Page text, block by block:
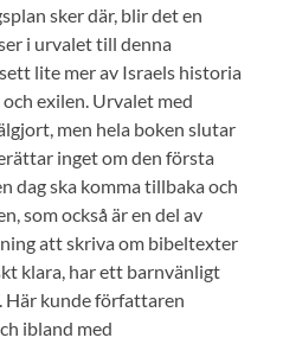
sker där, blir det en
i urvalet till denna
lite mer av Israels historia
exilen. Urvalet med
men hela boken slutar
inget om den första
dag ska komma tillbaka och
som också är en del av
att skriva om bibeltexter
klara, har ett barnvänligt
Här kunde författaren
ibland med